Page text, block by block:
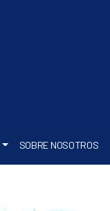
SOBRE NOSOTROS